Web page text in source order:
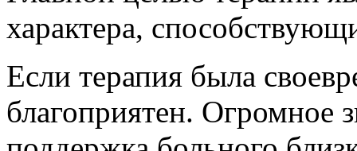
характера,
Если терапия была
благоприятен. Огромное